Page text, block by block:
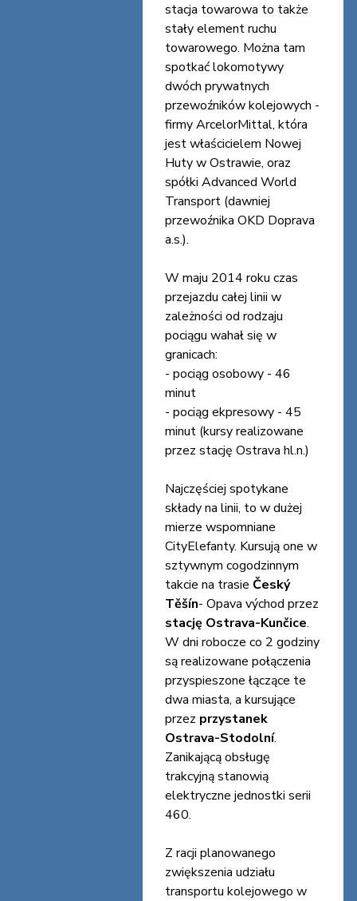
stacja towarowa to także
stały element ruchu
towarowego. Można tam
spotkać lokomotywy
dwóch prywatnych
przewoźników kolejowych -
firmy ArcelorMittal, która
jest właścicielem Nowej
Huty w Ostrawie, oraz
spółki Advanced World
Transport (dawniej
przewoźnika OKD Doprava
a.s.).
W maju 2014 roku czas
przejazdu całej linii w
zależności od rodzaju
pociągu wahał się w
granicach:
- pociąg osobowy - 46
minut
- pociąg ekpresowy - 45
minut (kursy realizowane
przez stację Ostrava hl.n.)
Najczęściej spotykane
składy na linii, to w dużej
mierze wspomniane
CityElefanty. Kursują one w
sztywnym cogodzinnym
takcie na trasie Český
Těšín- Opava východ przez
stację Ostrava-Kunčice.
W dni robocze co 2 godziny
są realizowane połączenia
przyspieszone łączące te
dwa miasta, a kursujące
przez przystanek
Ostrava-Stodolní.
Zanikającą obsługę
trakcyjną stanowią
elektryczne jednostki serii
460.
Z racji planowanego
zwiększenia udziału
transportu kolejowego w